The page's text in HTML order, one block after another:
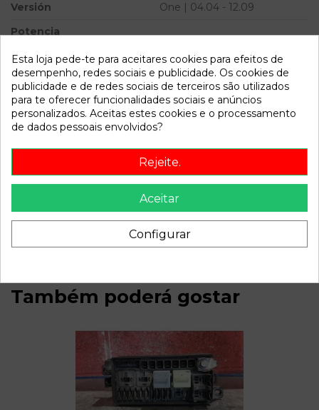
Versión
One | 04.04 - 12.09
Potencia
Modelo
CABRIO (R52) One | 04.04 -
12.09
Referência 807874
Disponível a partir de: 2022-04-05
Recambio de maneta exterior delantera derecha para mini
cabrio (r52) one | 04.04 - 12.09 one | 04.04 - 12.09 referencia
OEM IAM
Também poderá gostar
Esta loja pede-te para aceitares cookies para efeitos de
desempenho, redes sociais e publicidade. Os cookies de
publicidade e de redes sociais de terceiros são utilizados
para te oferecer funcionalidades sociais e anúncios
personalizados. Aceitas estes cookies e o processamento
de dados pessoais envolvidos?
Rejeite.
Aceitar
Configurar